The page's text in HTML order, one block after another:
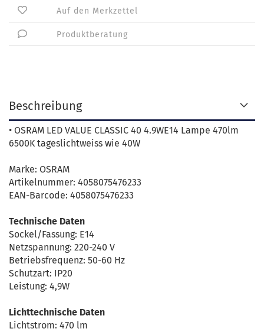
Auf den Merkzettel
Produktberatung
Beschreibung
• OSRAM LED VALUE CLASSIC 40 4.9WE14 Lampe 470lm
6500K tageslichtweiss wie 40W
Marke: OSRAM
Artikelnummer: 4058075476233
EAN-Barcode: 4058075476233
Technische Daten
Sockel/Fassung: E14
Netzspannung: 220-240 V
Betriebsfrequenz: 50-60 Hz
Schutzart: IP20
Leistung: 4,9W
Lichttechnische Daten
Lichtstrom: 470 lm